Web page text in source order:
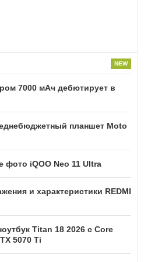
7000 мАч дебютирует в
планшет Moto
фото iQOO Neo 11 Ultra
и характеристики REDMI
Titan 18 2026 с Core
5070 Ti